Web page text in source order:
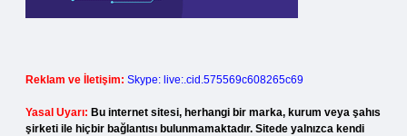
Reklam ve İletişim: Skype: live:.cid.575569c608265c69
Yasal Uyarı: Bu internet sitesi, herhangi bir marka, kurum veya şahıs
şirketi ile hiçbir bağlantısı bulunmamaktadır. Sitede yalnızca kendi